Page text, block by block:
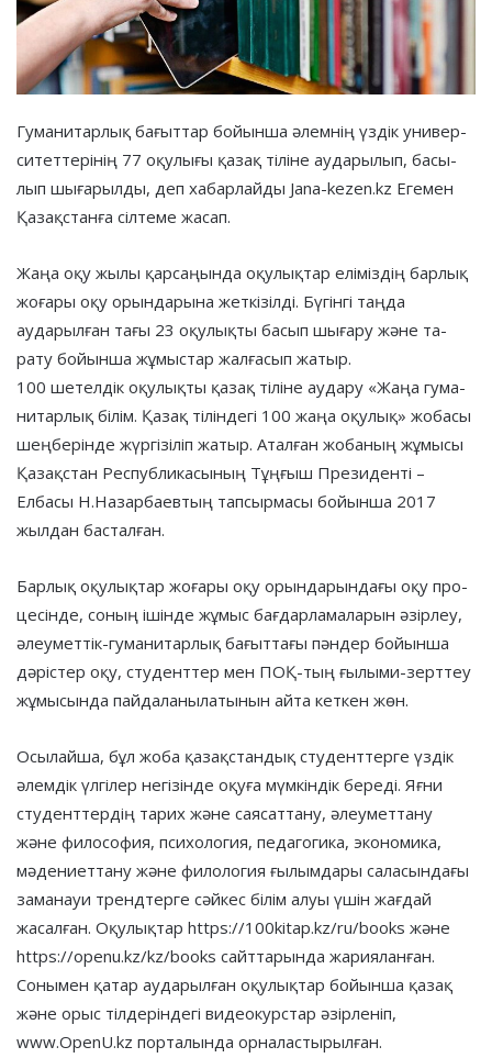
Гуманитарлық бағыттар бо­йын­ша әлемнің үздік уни­вер­­
ситеттерінің 77 оқулығы қазақ тіліне аударылып, басы­
лып шығарылды, деп хабарлайды Jana-kezen.kz Егемен
Қазақстанға сілтеме жасап.
Жаңа оқу жылы қарсаңында оқулықтар еліміздің барлық
жоғары оқу орын­дарына жеткізілді. Бүгінгі таңда
аударылған тағы 23 оқу­лық­ты басып шығару және та­
рату бойынша жұмыстар жал­ға­сып жатыр.
100 шетелдік оқулықты қазақ тіліне аудару «Жаңа гума­
ни­тарлық білім. Қазақ тіліндегі 100 жаңа оқулық» жобасы
шең­бе­рінде жүргізіліп жатыр. Атал­ған жобаның жұмысы
Қа­зақ­стан Республикасының Тұңғыш Президенті –
Елбасы Н.Назар­баев­тың тапсырмасы бойынша 2017
жылдан басталған.
Барлық оқулықтар жоғары оқу орындарындағы оқу про­
це­сінде, соның ішінде жұмыс бағ­дар­ламаларын әзірлеу,
әлеуметтік-гуманитарлық бағыттағы пәндер бойынша
дәрістер оқу, студенттер мен ПОҚ-тың ғылыми-зерттеу
жұмысында пайдаланылатынын айта кеткен жөн.
Осылайша, бұл жоба қазақ­стан­дық студенттерге үздік
әлемдік үл­гі­лер негізінде оқуға мүмкіндік береді. Яғни
студенттердің тарих және сая­саттану, әлеуметтану
және философия, психология, педагогика, экономика,
мәдениеттану және филология ғылымдары саласындағы
заманауи трендтерге сәйкес білім алуы үшін жағдай
жасалған. Оқулықтар https://100kitap.kz/ru/books және
https://openu.kz/kz/books сайттарында жарияланған.
Сонымен қатар аударылған оқулықтар бойынша қазақ
және орыс тілдеріндегі видеокурс­тар әзірленіп,
www.OpenU.kz порталында орналастырылған.